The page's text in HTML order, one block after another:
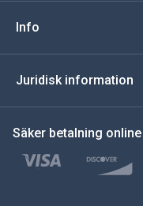
Türkçe
Polski
Info
Juridisk information
Säker betalning online